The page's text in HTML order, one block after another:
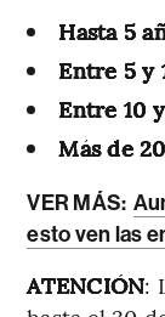
Hasta 5
Entre 5 y
Entre 10
Más de
VER MÁS:
esto ven las
ATENCIÓN: